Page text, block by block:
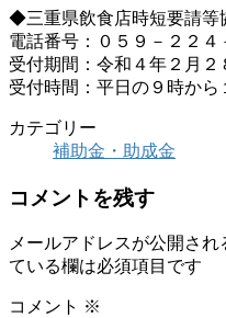
◆三重県飲食店時短要請
電話番号：０５９－２２４
受付期間：令和４年２月２
受付時間：平日の９時か
カテゴリー
補助金・助成金
コメントを残す
メールアドレスが公開され
ている欄は必須項目です
コメント ※